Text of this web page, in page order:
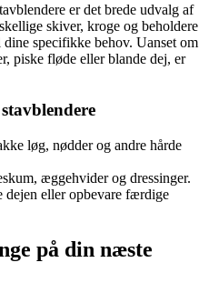
er det brede udvalg af
skiver, kroge og beholdere
specifikke behov. Uanset om
piske fløde eller blande dej, er
løg, nødder og andre hårde
æggehvider og dressinger.
dejen eller opbevare færdige
på din næste